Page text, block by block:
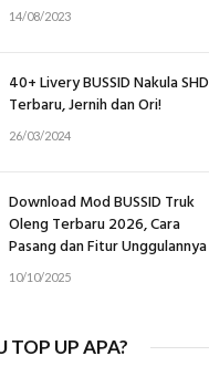
14/08/2023
40+ Livery BUSSID Nakula SHD
Terbaru, Jernih dan Ori!
26/03/2024
Download Mod BUSSID Truk
Oleng Terbaru 2026, Cara
Pasang dan Fitur Unggulannya
10/10/2025
TOP UP APA?